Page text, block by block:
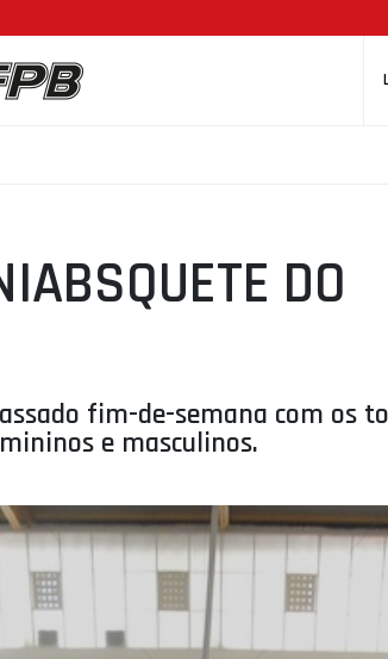
DO
fim-de-semana com os
e masculinos.